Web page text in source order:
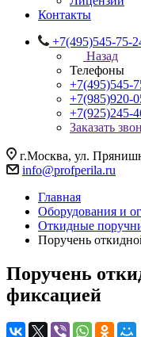
Контакты
+7(495)545-75-
Назад
Телефоны
+7(495)545-
+7(985)920-
+7(925)245-
Заказать
г.Москва, ул.
info@profperila.ru
Главная
Оборудования и
Откидные
Поручень
Поручень
фиксацией